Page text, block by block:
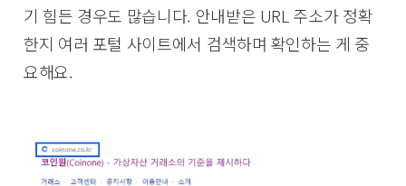
기 힘든 경우도 많습니다. 안내받은 URL 주소가 정확
한지 여러 포털 사이트에서 검색하며 확인하는 게 중
요해요.